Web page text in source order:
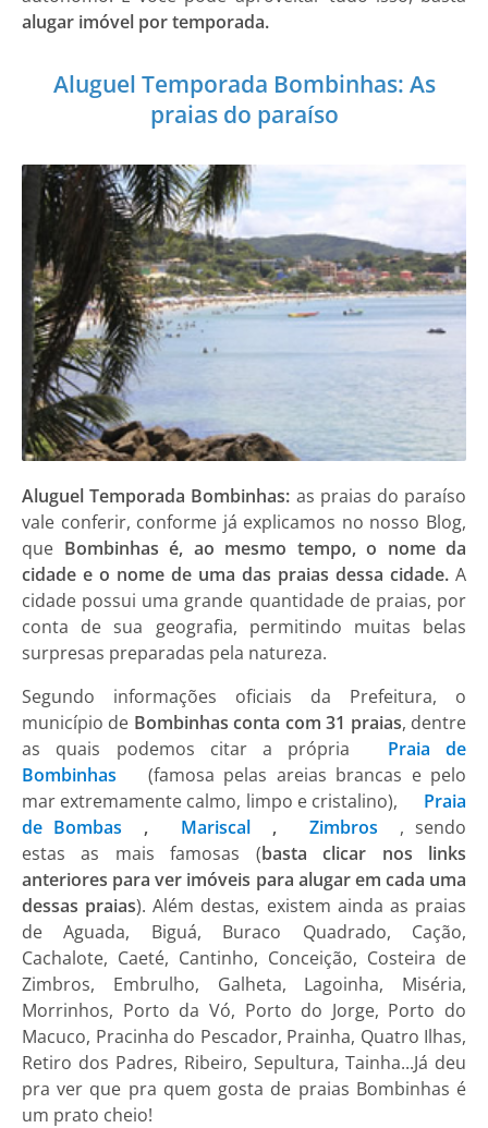
alugar imóvel por temporada.
Aluguel Temporada Bombinhas: As
praias do paraíso
Aluguel Temporada Bombinhas: as praias do paraíso
vale conferir, conforme já explicamos no nosso Blog,
que Bombinhas é, ao mesmo tempo, o nome da
cidade e o nome de uma das praias dessa cidade. A
cidade possui uma grande quantidade de praias, por
conta de sua geografia, permitindo muitas belas
surpresas preparadas pela natureza.
Segundo informações oficiais da Prefeitura, o
município de Bombinhas conta com 31 praias, dentre
as quais podemos citar a própria
Praia de
Bombinhas
(famosa pelas areias brancas e pelo
mar extremamente calmo, limpo e cristalino),
Praia
de Bombas
, Mariscal , Zimbros
, sendo
estas as mais famosas (basta clicar nos links
anteriores para ver imóveis para alugar em cada uma
dessas praias). Além destas, existem ainda as praias
de Aguada, Biguá, Buraco Quadrado, Cação,
Cachalote, Caeté, Cantinho, Conceição, Costeira de
Zimbros, Embrulho, Galheta, Lagoinha, Miséria,
Morrinhos, Porto da Vó, Porto do Jorge, Porto do
Macuco, Pracinha do Pescador, Prainha, Quatro Ilhas,
Retiro dos Padres, Ribeiro, Sepultura, Tainha...Já deu
pra ver que pra quem gosta de praias Bombinhas é
um prato cheio!